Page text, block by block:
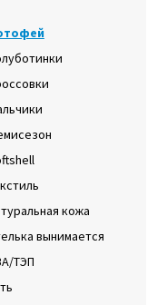
кожа
вынимается
ТЭП